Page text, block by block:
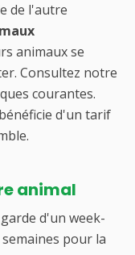
de l'autre
animaux se
Consultez notre
courantes.
d'un tarif
animal
d'un week-
pour la